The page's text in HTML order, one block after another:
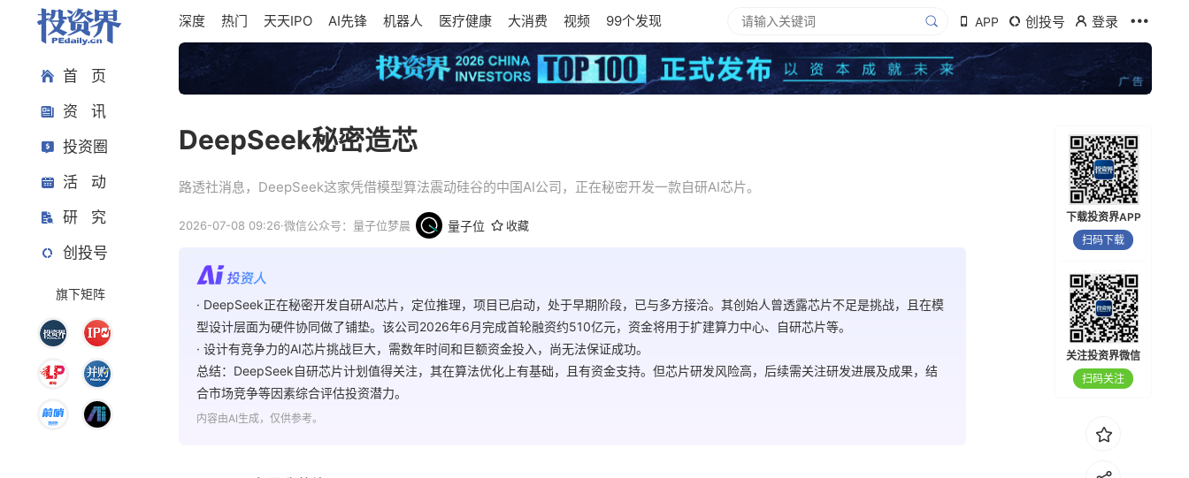
首 页
资 讯
投资圈
活 动
研 究
创投号
旗下矩阵
深度 热门 天天IPO AI先锋 机器人 医疗健康 大消费 视频 99个发现 APP 创投号 登录
DeepSeek秘密造芯
路透社消息，DeepSeek这家凭借模型算法震动硅谷的中国AI公司，正在秘密开发一款自研AI芯片。
2026-07-08 09:26·微信公众号：量子位梦晨 量子位 收藏
· DeepSeek正在秘密开发自研AI芯片，定位推理，项目已启动，处于早期阶段，已与多方接洽。其创始人曾透露芯片不足是挑战，且在模
型设计层面为硬件协同做了铺垫。该公司2026年6月完成首轮融资约510亿元，资金将用于扩建算力中心、自研芯片等。
· 设计有竞争力的AI芯片挑战巨大，需数年时间和巨额资金投入，尚无法保证成功。
总结：DeepSeek自研芯片计划值得关注，其在算法优化上有基础，且有资金支持。但芯片研发风险高，后续需关注研发进展及成果，结
合市场竞争等因素综合评估投资潜力。
内容由AI生成，仅供参考。
下载投资界APP
扫码下载
关注投资界微信
扫码关注